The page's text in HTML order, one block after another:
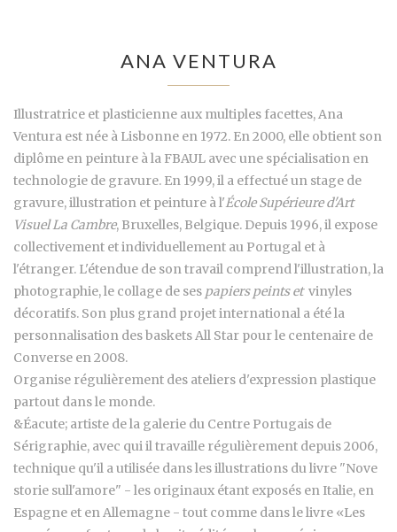
ANA VENTURA
Illustratrice et plasticienne aux multiples facettes, Ana
Ventura est née à Lisbonne en 1972. En 2000, elle obtient son
diplôme en peinture à la FBAUL avec une spécialisation en
technologie de gravure. En 1999, il a effectué un stage de
gravure, illustration et peinture à l'École Supérieure d'Art
Visuel La Cambre, Bruxelles, Belgique. Depuis 1996, il expose
collectivement et individuellement au Portugal et à
l'étranger. L'étendue de son travail comprend l'illustration, la
photographie, le collage de ses papiers peints et vinyles
décoratifs. Son plus grand projet international a été la
personnalisation des baskets All Star pour le centenaire de
Converse en 2008.
Organise régulièrement des ateliers d'expression plastique
partout dans le monde.
&Éacute; artiste de la galerie du Centre Portugais de
Sérigraphie, avec qui il travaille régulièrement depuis 2006,
technique qu'il a utilisée dans les illustrations du livre "Nove
storie sull'amore" - les originaux étant exposés en Italie, en
Espagne et en Allemagne - tout comme dans le livre «Les